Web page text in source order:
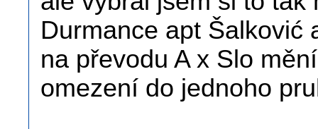
Durmance apt Šalković
na převodu A x Slo
omezení do jednoho